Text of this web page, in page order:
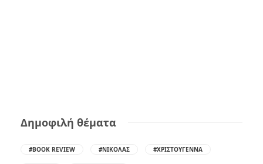
Δημοφιλή θέματα
#BOOK REVIEW #ΝΙΚΌΛΑΣ #ΧΡΙΣΤΟΎΓΕΝΝΑ